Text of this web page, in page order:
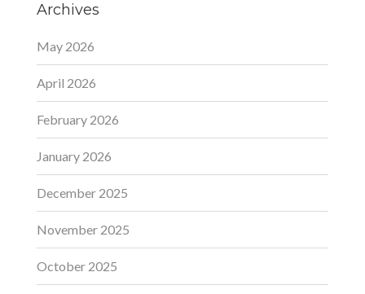
Archives
May 2026
April 2026
February 2026
January 2026
December 2025
November 2025
October 2025